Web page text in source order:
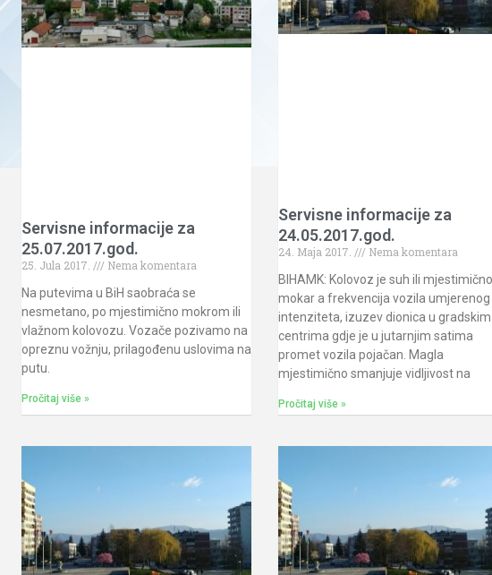
Servisne informacije za
25.07.2017.god.
25. Jula 2017.
Nema komentara
Na putevima u BiH saobraća se
nesmetano, po mjestimično mokrom ili
vlažnom kolovozu. Vozače pozivamo na
opreznu vožnju, prilagođenu uslovima na
putu.
Pročitaj više »
Servisne informacije za
24.05.2017.god.
24. Maja 2017.
Nema komentara
BIHAMK: Kolovoz je suh ili
mokar a frekvencija vozila umjerenog
intenziteta, izuzev dionica u gradskim
centrima gdje je u jutarnjim satima
promet vozila pojačan. Magla
mjestimično smanjuje vidljivost na
Pročitaj više »